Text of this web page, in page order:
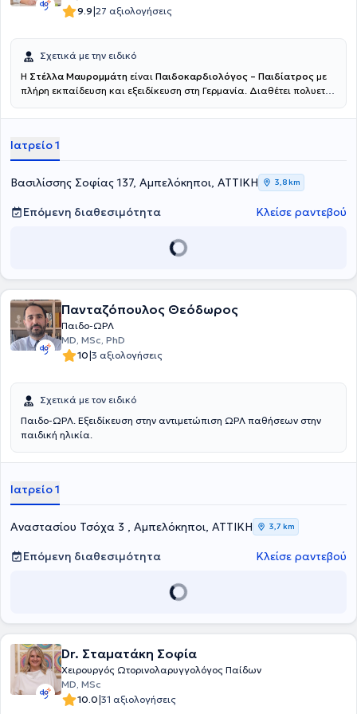
9.9|27 αξιολογήσεις
Σχετικά με την ειδικό
Η Στέλλα Μαυρομμάτη είναι Παιδοκαρδιολόγος – Παιδίατρος με
πλήρη εκπαίδευση και εξειδίκευση στη Γερμανία. Διαθέτει πολυετή
διάγνωση, παρακολούθηση και αντιμετώπιση συγγενών και
και τη γενική παιδιατρική φροντίδα. Έχει εμπειρία στη διαγνωστική
υπερηχογραφία και στη φροντίδα παιδιών με αυξημένες ανάγκες
παρακολούθησης. Παρείχε παιδοκαρδιολογική αξιολόγηση και
παρακολούθηση υψηλού επιπέδου αθλητών στο πλαίσιο του
Ολυμπιακού Κέντρου Προετοιμασίας του Έσσεν, διασφαλίζοντας
την ασφαλή συμμετοχή τους στον αθλητισμό. Σήμερα εργάζεται στο
εξατομικευμένη ιατρική φροντίδα, με έμφαση στην ασφάλεια του
Ιατρείο 1
Βασιλίσσης Σοφίας 137, Αμπελόκηποι, ΑΤΤΙΚΗ 3,8 km
Επόμενη διαθεσιμότητα Κλείσε ραντεβού
Πανταζόπουλος Θεόδωρος
Παιδο-ΩΡΛ
MD, MSc, PhD
10|3 αξιολογήσεις
Σχετικά με τον ειδικό
Παιδο-ΩΡΛ. Εξειδίκευση στην αντιμετώπιση ΩΡΛ παθήσεων στην
παιδική ηλικία.
Ιατρείο 1
Αναστασίου Τσόχα 3 , Αμπελόκηποι, ΑΤΤΙΚΗ 3,7 km
Επόμενη διαθεσιμότητα Κλείσε ραντεβού
Dr. Σταματάκη Σοφία
Χειρουργός Ωτορινολαρυγγολόγος Παίδων
MD, MSc
10.0|31 αξιολογήσεις